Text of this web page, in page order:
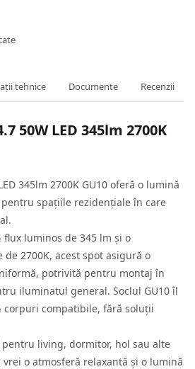
tehnice Documente Recenzii
50W LED 345lm 2700K
345lm 2700K GU10 oferă o lumină
spațiile rezidențiale în care
flux luminos de 345 lm și o
2700K, acest spot asigură o
potrivită pentru montaj în
iluminatul general. Soclul GU10 îl
compatibile, fără soluții
living, dormitor, hol sau alte
o atmosferă relaxantă și o lumină